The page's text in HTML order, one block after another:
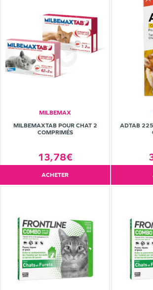
MILBEMAX
MILBEMAXTAB POUR CHAT 2
COMPRIMÉS
13,78€
ACHETER
ADTAB